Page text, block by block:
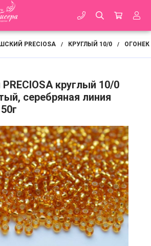
PRECIOSA / КРУГЛЫЙ 10/0 /
круглый 10/0
серебряная линия